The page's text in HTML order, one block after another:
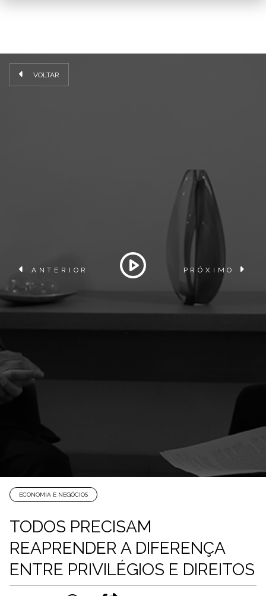
VOLTAR
ANTERIOR PRÓXIMO
ECONOMIA E NEGÓCIOS
TODOS PRECISAM
REAPRENDER A DIFERENÇA
ENTRE PRIVILÉGIOS E DIREITOS